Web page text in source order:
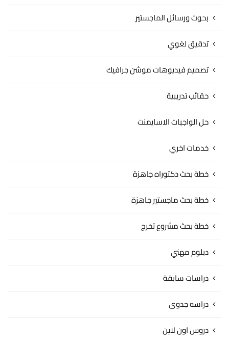
بحوث ورسائل الماجستير
تدقيق لغوي
تصميم فيديوهات موشن جرافيك
حقائب تدريبية
حل الواجبات الاسايمنت
خدمات اخري
خطة بحث دكتوراه جاهزة
خطة بحث ماجستير جاهزة
خطة بحث مشروع تخرج
دبلوم مهني
دراسات سابقة
دراسه جدوى
دروس اون لاين